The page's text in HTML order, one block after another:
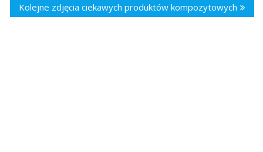
Kolejne zdjęcia ciekawych produktów kompozytowych